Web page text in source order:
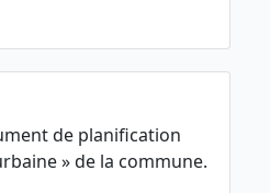
de planification
» de la commune.